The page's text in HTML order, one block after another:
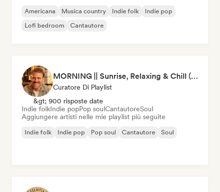
Americana Musica country Indie folk
Indie pop
Lofi bedroom
Cantautore
MORNING || Sunrise, Relaxing & Chill (by Beau van Leeuwen)
Curatore Di Playlist
&gt; 900 risposte date
Indie folkIndie popPop soulCantautoreSoul
Aggiungere artisti nelle mie playlist più seguite
Indie folk Indie pop Pop soul Cantautore Soul